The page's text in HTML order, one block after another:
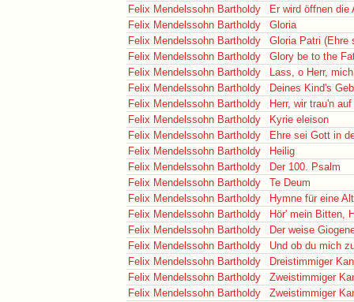
Felix Mendelssohn Bartholdy
Er wird öffnen die
Felix Mendelssohn Bartholdy
Gloria
Felix Mendelssohn Bartholdy
Gloria Patri (Ehre
Felix Mendelssohn Bartholdy
Glory be to the
Felix Mendelssohn Bartholdy
Lass, o Herr,
Felix Mendelssohn Bartholdy
Deines Kind's
Felix Mendelssohn Bartholdy
Herr, wir trau'n
Felix Mendelssohn Bartholdy
Kyrie eleison
Felix Mendelssohn Bartholdy
Ehre sei Gott in
Felix Mendelssohn Bartholdy
Heilig
Felix Mendelssohn Bartholdy
Der 100. Psalm
Felix Mendelssohn Bartholdy
Te Deum
Felix Mendelssohn Bartholdy
Hymne für eine
Felix Mendelssohn Bartholdy
Hör' mein Bitten,
Felix Mendelssohn Bartholdy
Der weise
Felix Mendelssohn Bartholdy
Und ob du mich
Felix Mendelssohn Bartholdy
Dreistimmiger
Felix Mendelssohn Bartholdy
Zweistimmiger
Felix Mendelssohn Bartholdy
Zweistimmiger